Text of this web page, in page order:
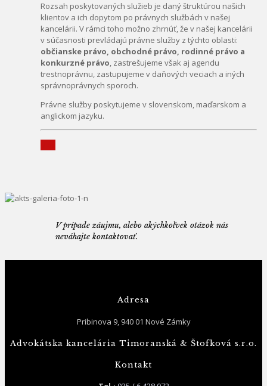
Rozsah poskytovaných služieb je daný štruktúrou našich
klientov a ich dopytom po právnych službách v našej
kancelárii. V rámci toho možno zhrnúť, že v našej kancelárii
v súčasnosti prevládajú právne služby z týchto oblasti:
občianske právo, obchodné právo, rodinné právo a
konkurzné právo, zastrešujeme však aj agendu
trestnoprávnu, zastupujeme v daňových veciach a iných
správnoprávnych sporoch.
Právne služby poskytujeme v slovenskom, maďarskom a
anglickom jazyku.
V prípade záujmu, alebo akýchkoľvek otázok nás
neváhajte kontaktovať.
Adresa
Pribinova 9, 940 01 Nové Zámky
Advokátska kancelária Timoranská & Štofková s.r.o.
Kontakt